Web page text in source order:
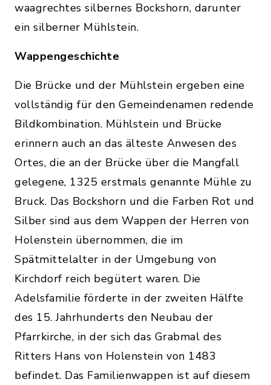
waagrechtes silbernes Bockshorn, darunter
ein silberner Mühlstein.
Wappengeschichte
Die Brücke und der Mühlstein ergeben eine
vollständig für den Gemeindenamen redende
Bildkombination. Mühlstein und Brücke
erinnern auch an das älteste Anwesen des
Ortes, die an der Brücke über die Mangfall
gelegene, 1325 erstmals genannte Mühle zu
Bruck. Das Bockshorn und die Farben Rot und
Silber sind aus dem Wappen der Herren von
Holenstein übernommen, die im
Spätmittelalter in der Umgebung von
Kirchdorf reich begütert waren. Die
Adelsfamilie förderte in der zweiten Hälfte
des 15. Jahrhunderts den Neubau der
Pfarrkirche, in der sich das Grabmal des
Ritters Hans von Holenstein von 1483
befindet. Das Familienwappen ist auf diesem